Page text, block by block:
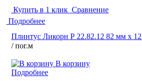
Купить в 1 клик Сравнение
Подробнее
Плинтус Ликорн Р 22.82.12 82 мм х
/ пог.м
В корзину
Подробнее